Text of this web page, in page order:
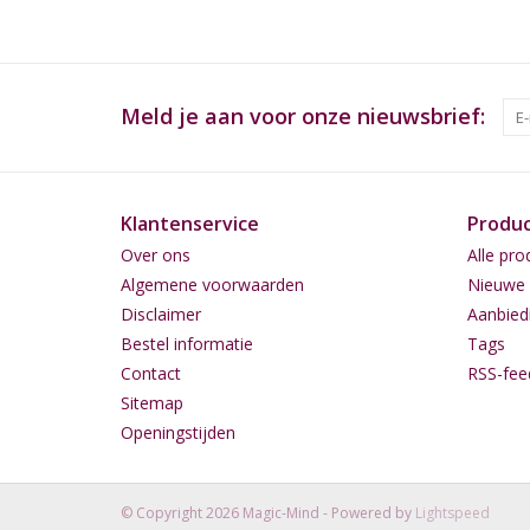
Meld je aan voor onze nieuwsbrief:
Klantenservice
Over ons
Algemene voorwaarden
Disclaimer
Bestel informatie
Contact
Sitemap
Openingstijden
Alle
Tags
RSS-
© Copyright 2026 Magic-Mind - Powered by Lightspeed